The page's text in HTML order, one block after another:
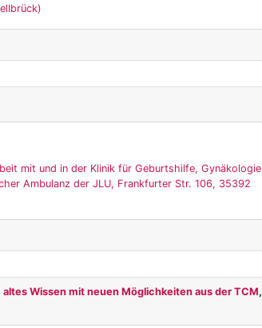
mit und in der Klinik für Geburtshilfe, Gynäkologie
Ambulanz der JLU, Frankfurter Str. 106, 35392
Wissen mit neuen Möglichkeiten aus der TCM,